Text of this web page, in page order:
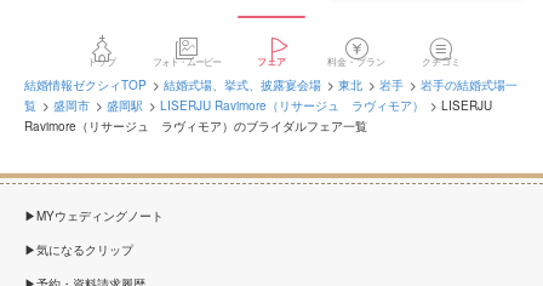
トップ フォト・ムービー フェア 料金・プラン クチコミ
結婚情報ゼクシィTOP 結婚式場、挙式、披露宴会場 東北 岩手
岩手の結婚式場一
覧
盛岡市 盛岡駅 LISERJU Ravimore（リサージュ ラヴィモア）
LISERJU
Ravimore（リサージュ ラヴィモア）のブライダルフェア一覧
MYウェディングノート
気になるクリップ